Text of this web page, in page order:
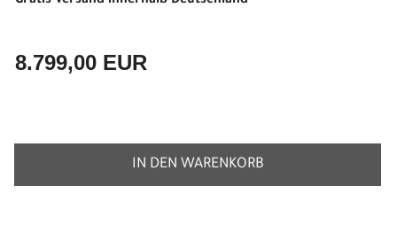
8.799,00 EUR
IN DEN WARENKORB